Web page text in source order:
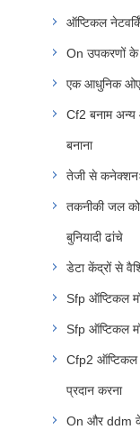
ऑप्टिकल
On उपकरणों के
एक आधुनिक
Cf2 बनाम अन्य
बनाना
तेजी से
तकनीकी जल
बुनियादी ढांचे
डेटा केंद्रों से
Sfp ऑप्टिकल
Sfp ऑप्टिकल
Cfp2 ऑप्टिकल
प्रदान करना
On और ddm